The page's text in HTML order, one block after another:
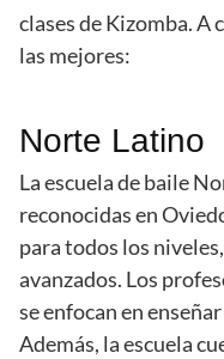
clases de Kizomba.
las mejores:
Norte Latino
La escuela de baile
reconocidas en
para todos los
avanzados. Los
se enfocan en
Además, la escuela